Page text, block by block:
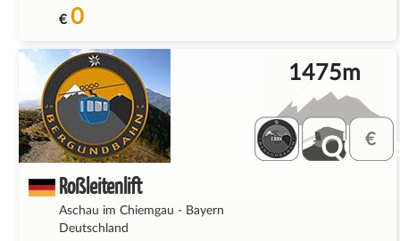
€ 0
Roßleitenlift
Aschau im Chiemgau - Bayern
Deutschland
1475m